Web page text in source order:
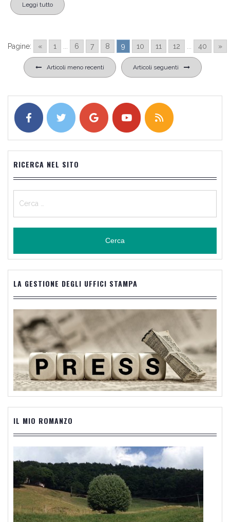
Leggi tutto
Pagine: « 1 6 7 8 9 10 11 12 40 »
Navigazione
articoli
Articoli meno recenti Articoli seguenti
RICERCA NEL SITO
per:
LA GESTIONE DEGLI UFFICI STAMPA
IL MIO ROMANZO